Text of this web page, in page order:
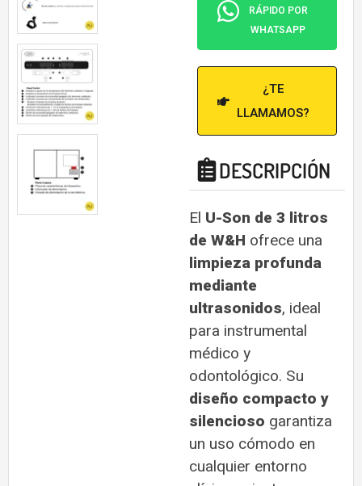
RÁPIDO POR
WHATSAPP
¿TE
LLAMAMOS?
DESCRIPCIÓN
El U-Son de 3 litros
de W&H ofrece una
limpieza profunda
mediante
ultrasonidos, ideal
para instrumental
médico y
odontológico. Su
diseño compacto y
silencioso garantiza
un uso cómodo en
cualquier entorno